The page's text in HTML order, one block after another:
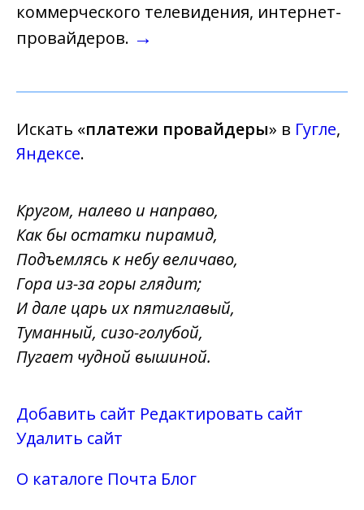
коммерческого телевидения, интернет-
провайдеров. →
Искать «платежи провайдеры» в Гугле,
Яндексе.
Кругом, налево и направо,
Как бы остатки пирамид,
Подъемлясь к небу величаво,
Гора из-за горы глядит;
И дале царь их пятиглавый,
Туманный, сизо-голубой,
Пугает чудной вышиной.
Добавить сайт Редактировать сайт
Удалить сайт
О каталоге Почта Блог